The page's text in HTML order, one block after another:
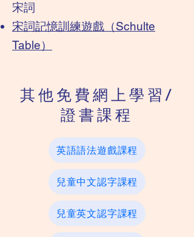
宋詞
​宋詞記憶訓練遊戲（Schulte
Table）
其他免費 網上學習/
證書課程
英語語法遊戲課程
兒童中文認字課程
兒童英文認字課程